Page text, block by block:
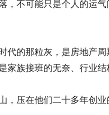
，不可能只是个人的运
代的那粒灰，是房地产
家族接班的无奈、行业结
，压在他们二十多年创业